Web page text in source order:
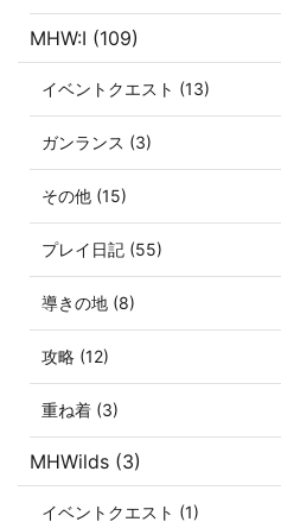
MHW:I (109)
イベントクエスト (13)
ガンランス (3)
その他 (15)
プレイ日記 (55)
導きの地 (8)
攻略 (12)
重ね着 (3)
MHWilds (3)
イベントクエスト (1)